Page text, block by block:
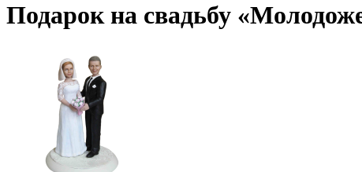
Подарок на свадьбу